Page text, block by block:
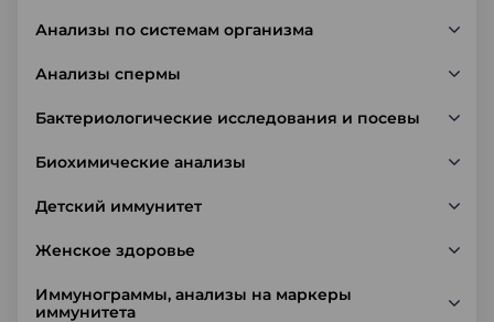
Анализы по системам организма
Анализы спермы
Бактериологические исследования и посевы
Биохимические анализы
Детский иммунитет
Женское здоровье
Иммунограммы, анализы на маркеры
иммунитета